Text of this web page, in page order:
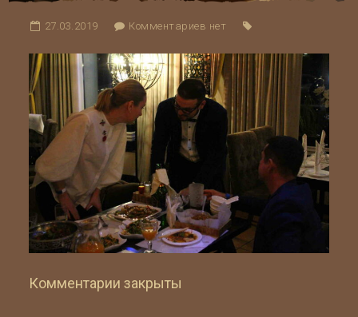
27.03.2019 Комментариев нет
Комментарии закрыты